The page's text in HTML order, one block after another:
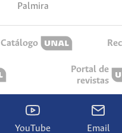
Palmira
Catálogo
Portal de
revistas
YouTube Email